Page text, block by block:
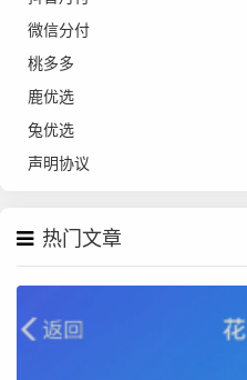
微信分付
桃多多
鹿优选
兔优选
声明协议
热门文章